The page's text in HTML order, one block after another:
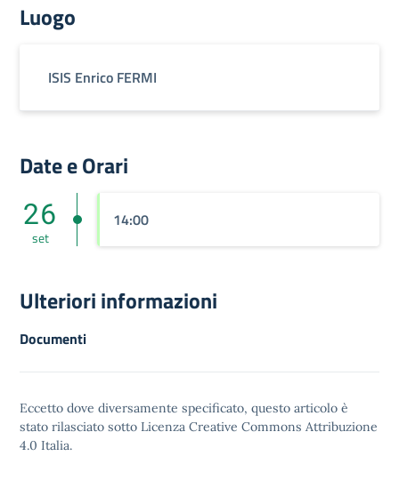
Luogo
ISIS Enrico FERMI
Date e Orari
26
set
14:00
Ulteriori informazioni
Documenti
Eccetto dove diversamente specificato, questo articolo è
stato rilasciato sotto Licenza Creative Commons Attribuzione
4.0 Italia.